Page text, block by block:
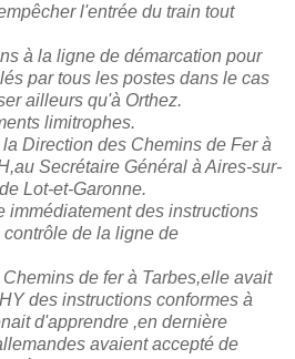
l'entrée du train tout
à la ligne de démarcation pour
par tous les postes dans le cas
ailleurs qu'à Orthez.
limitrophes.
Direction des Chemins de Fer à
Secrétaire Général à Aires-sur-
Lot-et-Garonne.
immédiatement des instructions
de la ligne de
de fer à Tarbes,elle avait
des instructions conformes à
d'apprendre ,en dernière
avaient accepté de